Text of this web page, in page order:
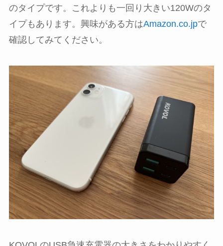
のタイプです。これよりも一回り大きい120Wのタ
イプもあります。興味がある方はAmazon.co.jpで
確認してみてください。